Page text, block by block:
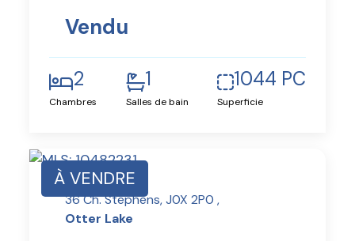
Vendu
2
Chambres
1
Salles de bain
1044 PC
Superficie
À VENDRE
36 Ch. Stephens, J0X 2P0 ,
Otter Lake